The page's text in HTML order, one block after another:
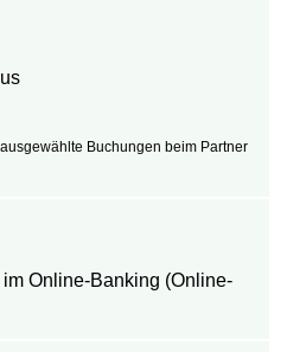
Buchungen beim Partner
Online-Banking (Online-